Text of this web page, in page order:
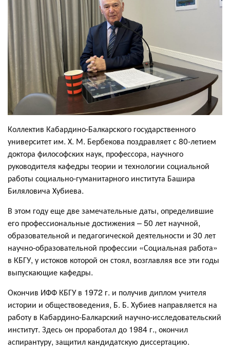
Коллектив Кабардино-Балкарского государственного
университет им. Х. М. Бербекова поздравляет с 80-летием
доктора философских наук, профессора, научного
руководителя кафедры теории и технологии социальной
работы социально-гуманитарного института Башира
Биляловича Хубиева.
В этом году еще две замечательные даты, определившие
его профессиональные достижения – 50 лет научной,
образовательной и педагогической деятельности и 30 лет
научно-образовательной профессии «Социальная работа»
в КБГУ, у истоков которой он стоял, возглавляя все эти годы
выпускающие кафедры.
Окончив ИФФ КБГУ в 1972 г. и получив диплом учителя
истории и обществоведения, Б. Б. Хубиев направляется на
работу в Кабардино-Балкарский научно-исследовательский
институт. Здесь он проработал до 1984 г., окончил
аспирантуру, защитил кандидатскую диссертацию.